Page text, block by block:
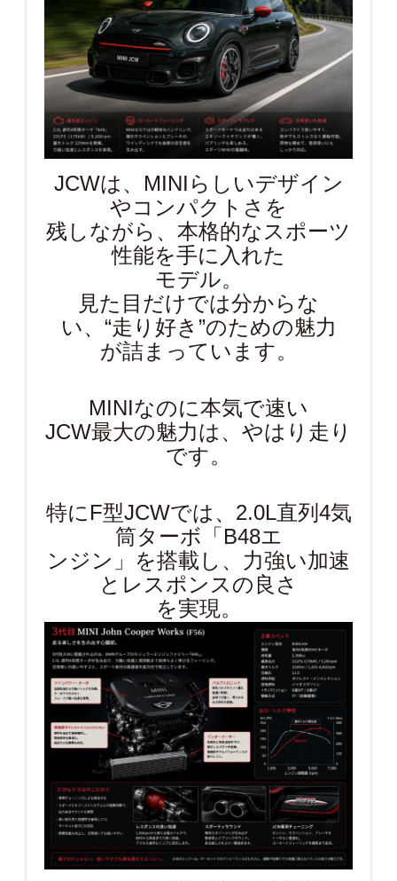
JCWは、MINIらしいデザイン
やコンパクトさを
残しながら、本格的なスポーツ
性能を手に入れた
モデル。
見た目だけでは分からな
い、“走り好き”のための魅力
が詰まっています。
MINIなのに本気で速い
JCW最大の魅力は、やはり走り
です。
特にF型JCWでは、2.0L直列4気
筒ターボ「B48エ
ンジン」を搭載し、力強い加速
とレスポンスの良さ
を実現。